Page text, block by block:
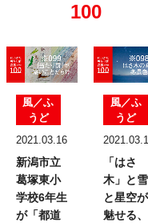
100
風／ふ
うど
2021.03.16
新潟市立
葛塚東小
学校6年生
が「都道
風／ふ
うど
「はさ
木」と雪
と星空が
魅せる、